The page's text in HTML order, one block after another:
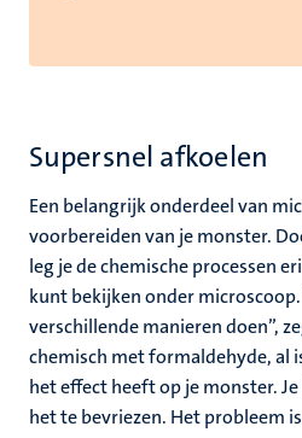
Supersnel afkoelen
Een belangrijk onderdeel van
voorbereiden van je monster.
leg je de chemische processen
kunt bekijken onder
verschillende manieren doen”,
chemisch met formaldehyde, al
het effect heeft op je monster.
het te bevriezen. Het probleem